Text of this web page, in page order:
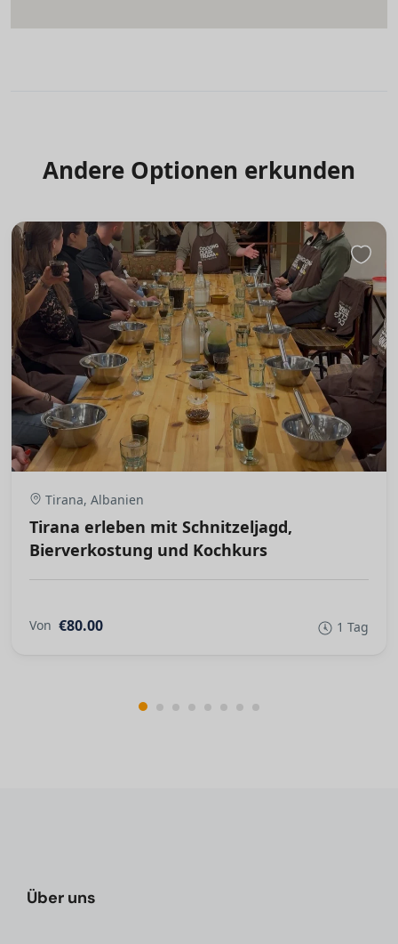
Andere Optionen erkunden
Tirana, Albanien
Tirana erleben mit Schnitzeljagd,
Bierverkostung und Kochkurs
Von €80.00 1 Tag
Über uns